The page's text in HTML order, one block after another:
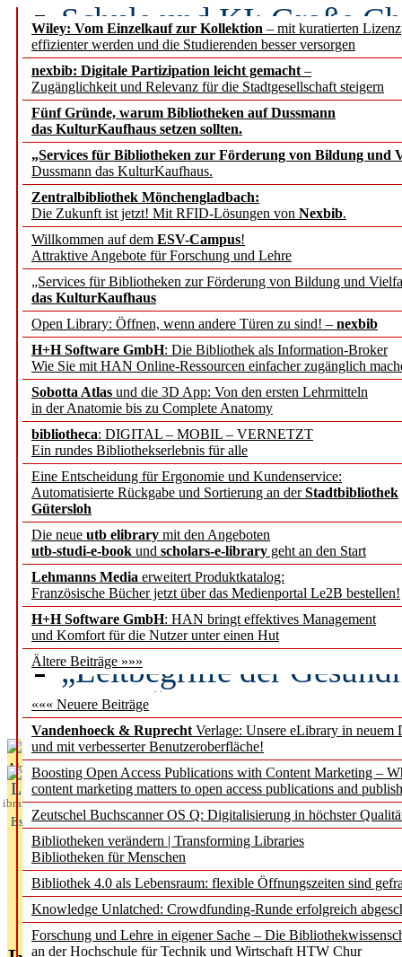
Wiley: Vom Einzelkauf zur Kollektion – mit kuratierten
effizienter werden und die Studierenden besser versorgen
nexbib: Digitale Partizipation leicht gemacht –
Zugänglichkeit und Relevanz für die Stadtgesellschaft steigern
Fünf Gründe, warum Bibliotheken auf Dussmann
das KulturKaufhaus setzen sollten.
„Services für Bibliotheken zur Förderung von Bildung und
Dussmann das KulturKaufhaus.
Zentralbibliothek Mönchengladbach:
Die Zukunft ist jetzt! Mit RFID-Lösungen von Nexbib.
Willkommen auf dem ESV-Campus!
Attraktive Angebote für Forschung und Lehre
„Services für Bibliotheken zur Förderung von Bildung und
das KulturKaufhaus
Open Library: Öffnen, wenn andere Türen zu sind! – nexbib
H+H Software GmbH: Die Bibliothek als Information-Broker
Wie Sie mit HAN Online-Ressourcen einfacher zugänglich
Sobotta Atlas und die 3D App: Von den ersten Lehrmitteln
in der Anatomie bis zu Complete Anatomy
bibliotheca: DIGITAL – MOBIL – VERNETZT
Ein rundes Bibliothekserlebnis für alle
Eine Entscheidung für Ergonomie und Kundenservice:
Automatisierte Rückgabe und Sortierung an derStadtbibliothek
Gütersloh
Die neue utb elibrary mit den Angeboten
utb-studi-e-book und scholars-e-library geht an den Start
Lehmanns Media erweitert Produktkatalog:
Französische Bücher jetzt über das Medienportal Le2B bestellen!
H+H Software GmbH: HAN bringt effektives Management
und Komfort für die Nutzer unter einen Hut
Ältere Beiträge »»»
««« Neuere Beiträge
Vandenhoeck & Ruprecht Verlage: Unsere eLibrary in neuem
und mit verbesserter Benutzeroberfläche!
Boosting Open Access Publications with Content Marketing –
content marketing matters to open access publications and
Zeutschel Buchscanner OS Q: Digitalisierung in höchster
Bibliotheken verändern | Transforming Libraries
Bibliotheken für Menschen
Bibliothek 4.0 als Lebensraum: flexible Öffnungszeiten sind
Knowledge Unlatched: Crowdfunding-Runde erfolgreich
Forschung und Lehre in eigener Sache – Die
an der Hochschule für Technik und Wirtschaft HTW Chur
Schule und KI: Große
Voraussetzungen
Erfolgreiches erstes
Segment Research –
angepasst
konstruktiv!
Mohr Siebeck
und die Zeitschrift für
Francke Attempto
EBSCO Information
Recherchefunktionen in
Sorbisches Institut neu
Geschichte und
Künstliche Intelligenz
besser zu verstehen
„Leitbegriffe der
des BIÖG erscheinen
Aktuelles aus
L
ibrary
Essentials